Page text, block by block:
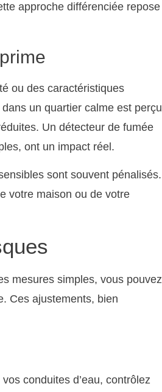
approche différenciée repose
ou des caractéristiques
un quartier calme est perçu
Un détecteur de fumée
ont un impact réel.
sont souvent pénalisés.
votre maison ou de votre
mesures simples, vous pouvez
Ces ajustements, bien
conduites d’eau, contrôlez